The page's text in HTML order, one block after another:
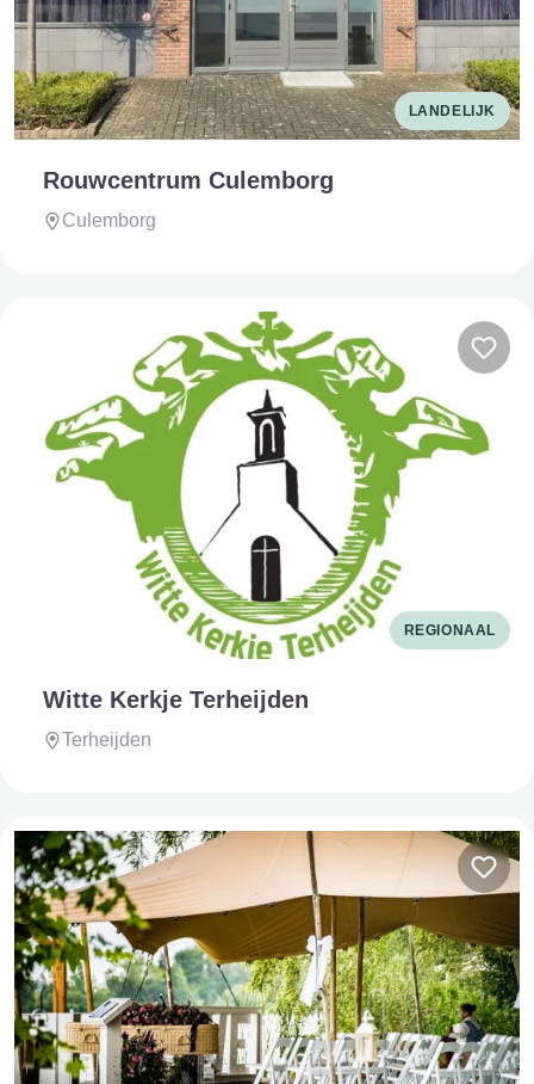
LANDELIJK
Rouwcentrum Culemborg
Culemborg
REGIONAAL
Witte Kerkje Terheijden
Terheijden